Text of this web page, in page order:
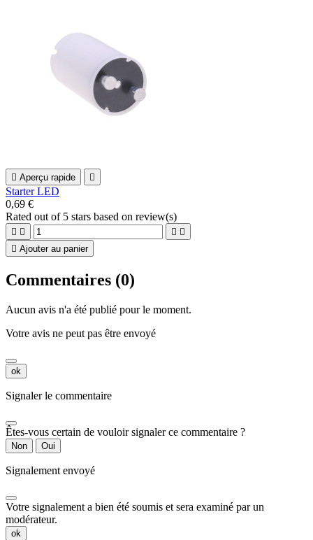
 Aperçu rapide 
Starter LED
0,69 €
Rated out of 5 stars based on review(s)
   
 Ajouter au panier
Commentaires (0)
Aucun avis n'a été publié pour le moment.
Votre avis ne peut pas être envoyé
ok
Signaler le commentaire
Êtes-vous certain de vouloir signaler ce commentaire ?
Non Oui
Signalement envoyé
Votre signalement a bien été soumis et sera examiné par un
modérateur.
ok